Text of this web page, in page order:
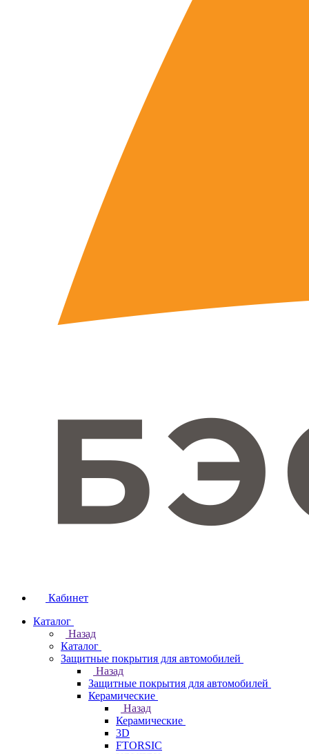
Кабинет
Каталог
Назад
Каталог
Защитные покрытия для автомобилей
Назад
Защитные покрытия для автомобилей
Керамические
Назад
Керамические
3D
FTORSIC